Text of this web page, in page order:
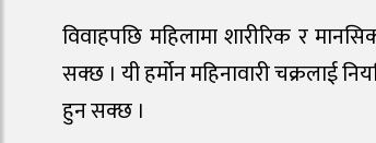
विवाहपछि महिलामा शारीरिक र
सक्छ । यी हर्मोन महिनावारी चक्रलाई
हुन सक्छ ।